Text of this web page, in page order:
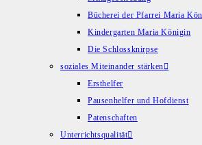
Bücherei der Pfarrei Maria
Kindergarten Maria Königin
Die Schlossknirpse
soziales Miteinander stärken
Ersthelfer
Pausenhelfer und Hofdienst
Patenschaften
Unterrichtsqualität